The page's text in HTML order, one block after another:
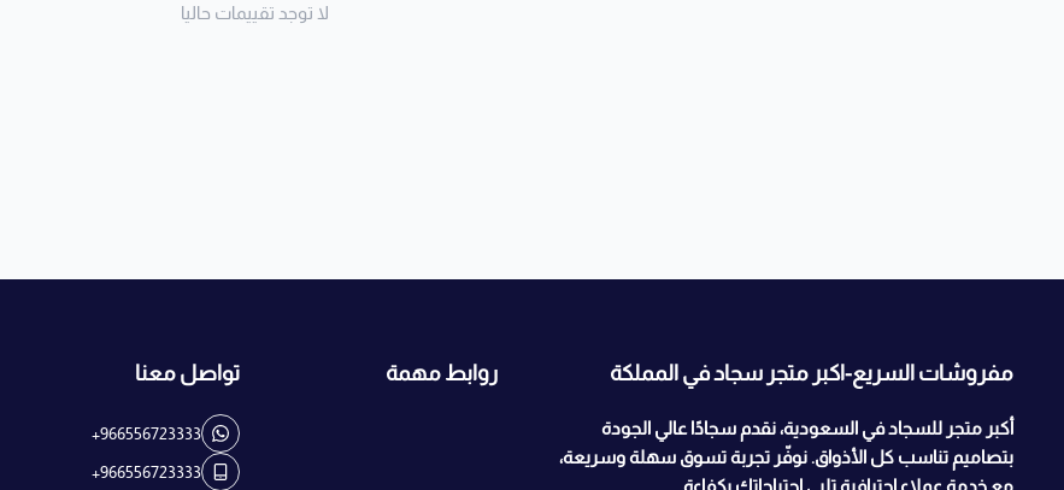
لا توجد تقييمات حاليا
مفروشات السريع-اكبر متجر سجاد في المملكة
أكبر متجر للسجاد في السعودية، نقدم سجادًا عالي الجودة
بتصاميم تناسب كل الأذواق. نوفّر تجربة تسوق سهلة وسريعة،
مع خدمة عملاء احترافية تلبي احتياجاتك بكفاءة.
روابط مهمة تواصل معنا
+966556723333
+966556723333